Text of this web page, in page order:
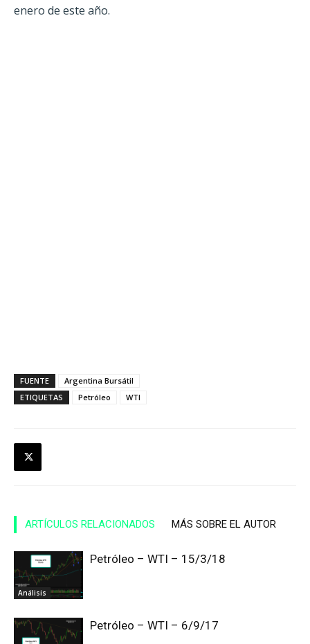
enero de este año.
FUENTE
Argentina Bursátil
ETIQUETAS
Petróleo WTI
ARTÍCULOS RELACIONADOS MÁS SOBRE EL AUTOR
Análisis
Petróleo – WTI – 15/3/18
Petróleo – WTI – 6/9/17